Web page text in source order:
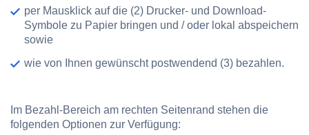
per Mausklick auf die (2) Drucker- und Download-
Symbole zu Papier bringen und / oder lokal abspeichern
sowie
wie von Ihnen gewünscht postwendend (3) bezahlen.
Im Bezahl-Bereich am rechten Seitenrand stehen die
folgenden Optionen zur Verfügung: